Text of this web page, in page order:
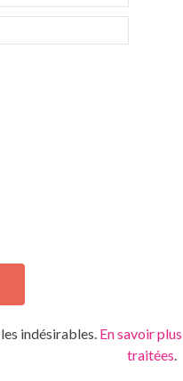
indésirables. En savoir
traitées.